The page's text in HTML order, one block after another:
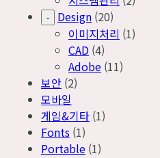
- Design (20)
이미지처리 (1)
CAD (4)
Adobe (11)
보안 (2)
모바일
게임&기타 (1)
Fonts (1)
Portable (1)